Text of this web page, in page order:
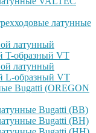
латунные
латунный
T-образный VT
латунный
L-образный VT
Bugatti (OREGON
Bugatti (ВВ)
Bugatti (ВН)